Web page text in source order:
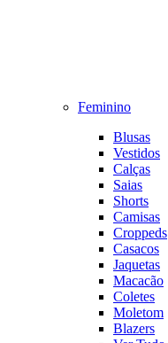
Feminino
Blusas
Vestidos
Calças
Saias
Shorts
Camisas
Croppeds
Casacos
Jaquetas
Macacão
Coletes
Moletom
Blazers